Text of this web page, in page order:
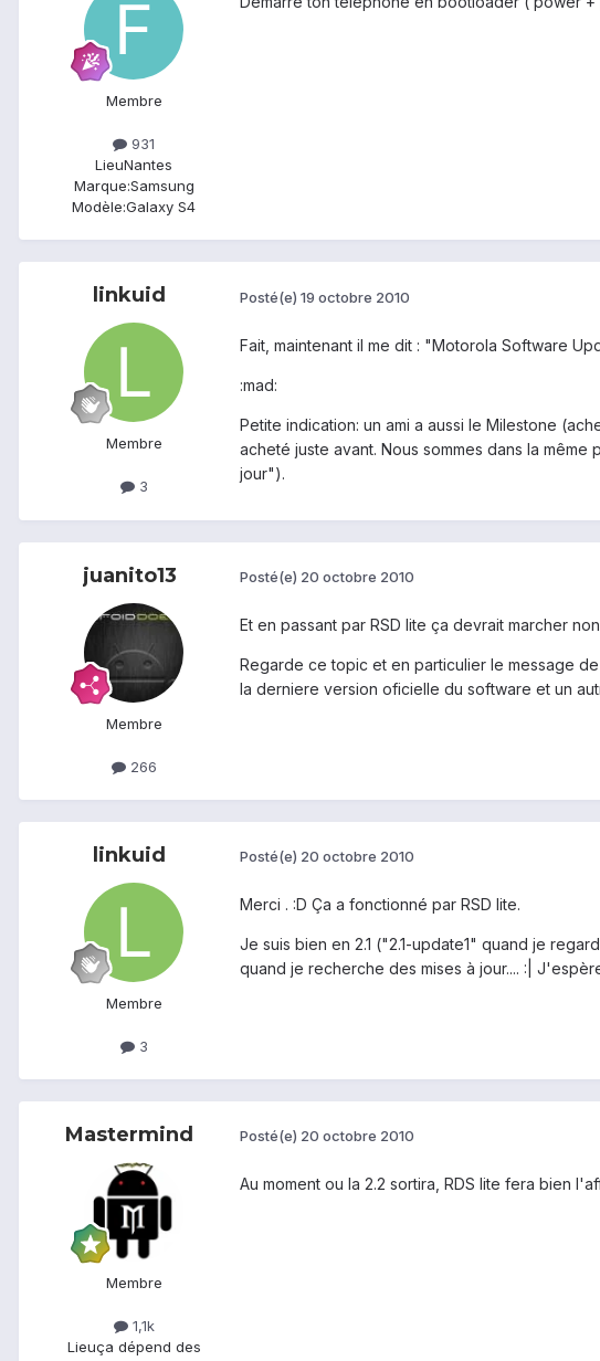
Membre
931
LieuNantes
Marque:Samsung
Modèle:Galaxy S4
linkuid
Membre
3
Posté(e) 19 octobre 2010
Fait, maintenant il me dit : "Motorola Software
:mad:
Petite indication: un ami a aussi le Milestone
acheté juste avant. Nous sommes dans la
jour").
juanito13
Membre
266
Posté(e) 20 octobre 2010
Et en passant par RSD lite ça devrait marcher
Regarde ce topic et en particulier le message
la derniere version oficielle du software et un
linkuid
Membre
3
Posté(e) 20 octobre 2010
Merci . :D Ça a fonctionné par RSD lite.
Je suis bien en 2.1 ("2.1-update1" quand je
quand je recherche des mises à jour.... :|
Mastermind
Membre
1,1k
Lieuça dépend des
Posté(e) 20 octobre 2010
Au moment ou la 2.2 sortira, RDS lite fera bien